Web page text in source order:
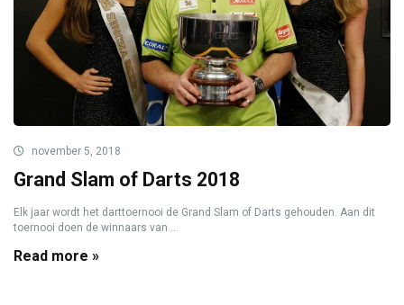
november 5, 2018
Grand Slam of Darts 2018
Elk jaar wordt het darttoernooi de Grand Slam of Darts gehouden. Aan dit
toernooi doen de winnaars van ...
Read more »